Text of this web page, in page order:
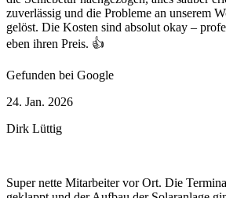
zuverlässig und die Probleme an unserem
gelöst. Die Kosten sind absolut okay –
eben ihren Preis. 👍
Gefunden bei Google
24. Jan. 2026
Dirk Lüttig
Super nette Mitarbeiter vor Ort. Die